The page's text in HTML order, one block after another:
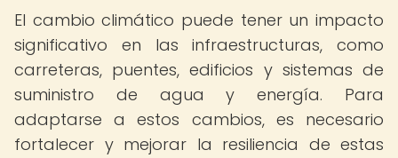
El cambio climático puede tener un impacto
significativo en las infraestructuras, como
carreteras, puentes, edificios y sistemas de
suministro de agua y energía. Para
adaptarse a estos cambios, es necesario
fortalecer y mejorar la resiliencia de estas